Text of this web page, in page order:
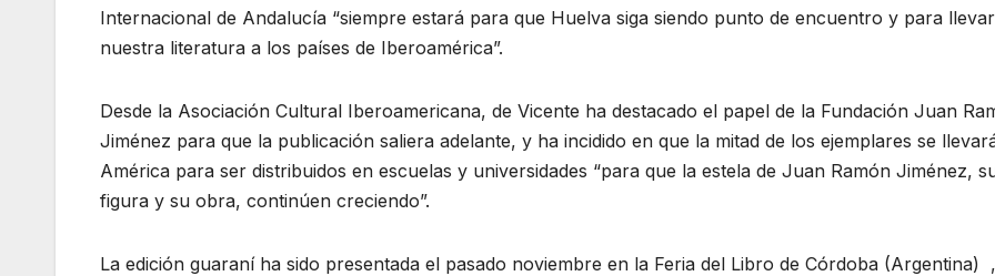
Internacional de Andalucía “siempre estará para que Huelva siga siendo punto de encuentro y para llevar
nuestra literatura a los países de Iberoamérica”.
Desde la Asociación Cultural Iberoamericana, de Vicente ha destacado el papel de la Fundación Juan
Jiménez para que la publicación saliera adelante, y ha incidido en que la mitad de los ejemplares se
América para ser distribuidos en escuelas y universidades “para que la estela de Juan Ramón Jiménez,
figura y su obra, continúen creciendo”.
La edición guaraní ha sido presentada el pasado noviembre en la Feria del Libro de Córdoba (Argentina) ,